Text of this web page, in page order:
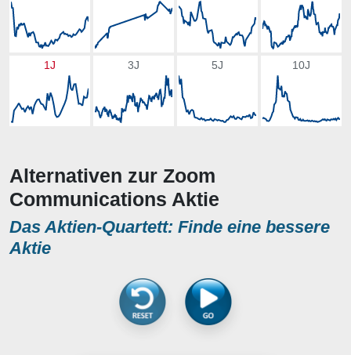
1J 3J 5J 10J
Alternativen zur Zoom
Communications Aktie
Das Aktien-Quartett: Finde eine bessere
Aktie